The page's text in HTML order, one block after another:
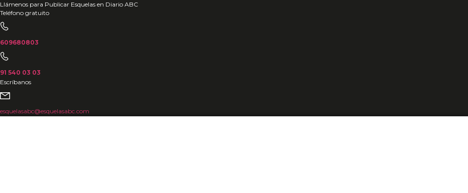
Ir
al
contenido
Llámenos para Publicar Esquelas en Diario ABC
Teléfono gratuito
609680803
91 540 03 03
Escríbanos
esquelasabc@esquelasabc.com